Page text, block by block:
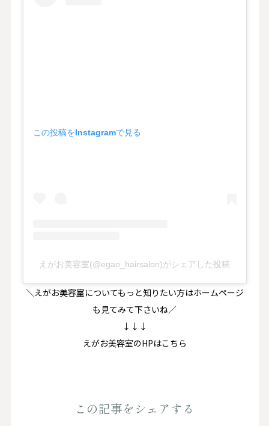
この投稿をInstagramで見る
えがお美容室(@egao_hairsalon)がシェアした投稿
＼えがお美容室についてもっと知りたい方はホームページ
も見てみて下さいね／
↓↓↓
えがお美容室のHPはこちら
この記事をシェアする